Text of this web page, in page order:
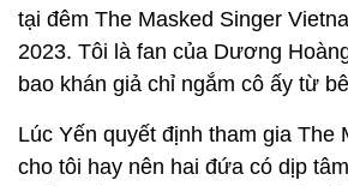
tại đêm The Masked Singer
2023. Tôi là fan của Dương
bao khán giả chỉ ngắm cô ấy từ
Lúc Yến quyết định tham gia The
cho tôi hay nên hai đứa có dịp